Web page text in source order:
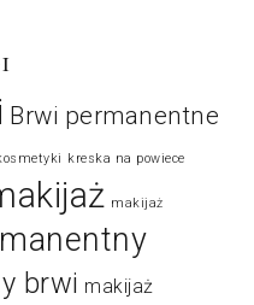
Brwi permanentne
kreska na powiece
makijaż
brwi makijaż